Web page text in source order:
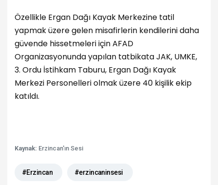
Özellikle Ergan Dağı Kayak Merkezine tatil
yapmak üzere gelen misafirlerin kendilerini daha
güvende hissetmeleri için AFAD
Organizasyonunda yapılan tatbikata JAK, UMKE,
3. Ordu İstihkam Taburu, Ergan Dağı Kayak
Merkezi Personelleri olmak üzere 40 kişilik ekip
katıldı.
Kaynak: Erzincan'ın Sesi
#Erzincan #erzincaninsesi